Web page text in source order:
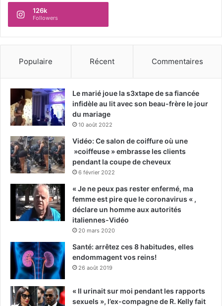
126k
Followers
Populaire Récent Commentaires
Le marié joue la s3xtape de sa fiancée
infidèle au lit avec son beau-frère le jour
du mariage
10 août 2022
Vidéo: Ce salon de coiffure où une
»coiffeuse » embrasse les clients
pendant la coupe de cheveux
6 février 2022
« Je ne peux pas rester enfermé, ma
femme est pire que le coronavirus « ,
déclare un homme aux autorités
italiennes-Vidéo
20 mars 2020
Santé: arrêtez ces 8 habitudes, elles
endommagent vos reins!
26 août 2019
« Il urinait sur moi pendant les rapports
sexuels », l’ex-compagne de R. Kelly fait